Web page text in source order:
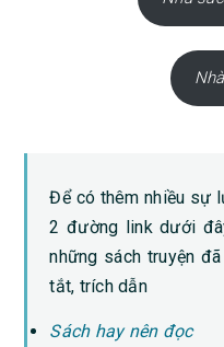
Để có thêm nhiều sự
2 đường link dưới
những sách truyện
tắt, trích dẫn
Sách hay nên đọc